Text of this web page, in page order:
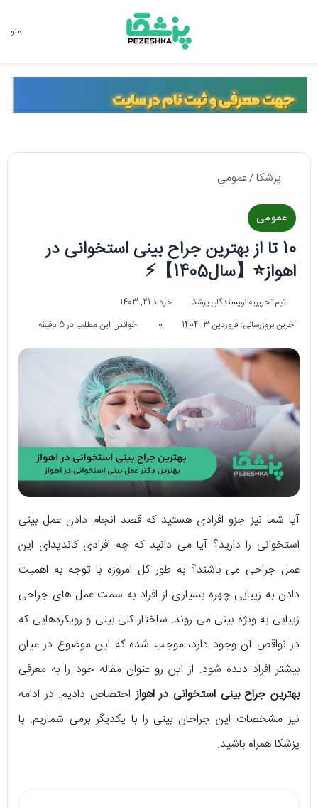
منو
پزشکا/عمومی
عمومی
10 تا از بهترین جراح بینی استخوانی در
اهواز⭐【سال1405】⚡️
تیم تحریریه نویسندگان پزشکا
خرداد 21, 1403
آخرین بروزرسانی: فروردین 3, 1404
0 خواندن این مطلب در 5 دقیقه
آیا شما نیز جزو افرادی هستید که قصد انجام دادن عمل بینی
استخوانی را دارید؟ آیا می‌ دانید که چه افرادی کاندیدای این
عمل جراحی می‌ باشند؟ به طور کل امروزه با توجه به اهمیت
دادن به زیبایی چهره بسیاری از افراد به سمت عمل‌ های جراحی
زیبایی به ویژه بینی می‌ روند. ساختار کلی بینی و رویکردهایی که
در نواقص آن وجود دارد، موجب شده که این موضوع در میان
بیشتر افراد دیده شود. از این رو عنوان مقاله‌ خود را به معرفی
بهترین جراح بینی استخوانی در اهوازاختصاص دادیم. در ادامه
نیز مشخصات این جراحان بینی را با یکدیگر برمی‌ شماریم. با
پزشکا همراه باشید.